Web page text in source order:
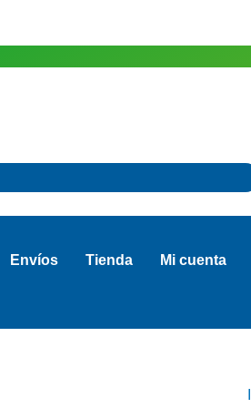
Envíos Tienda Mi cuenta